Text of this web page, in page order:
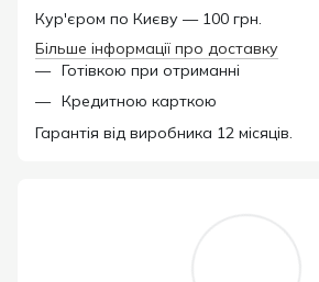
Кур'єром по Києву — 100 грн.
Більше інформації про доставку
Готівкою при отриманні
Кредитною карткою
Гарантія від виробника 12 місяців.